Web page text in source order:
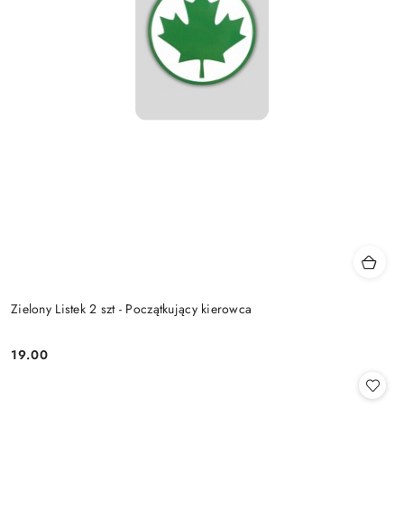
Zielony Listek 2 szt - Początkujący kierowca
Cena:
19.00